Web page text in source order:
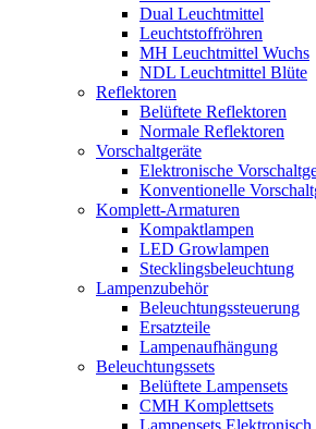
Dual Leuchtmittel
Leuchtstoffröhren
MH Leuchtmittel Wuchs
NDL Leuchtmittel Blüte
Reflektoren
Belüftete Reflektoren
Normale Reflektoren
Vorschaltgeräte
Elektronische
Konventionelle
Komplett-Armaturen
Kompaktlampen
LED Growlampen
Stecklingsbeleuchtung
Lampenzubehör
Beleuchtungssteuerung
Ersatzteile
Lampenaufhängung
Beleuchtungssets
Belüftete Lampensets
CMH Komplettsets
Lampensets Elektronisch